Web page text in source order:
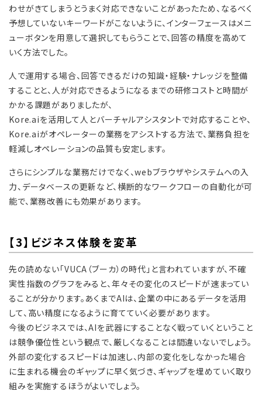
わせがきてしまうとうまく対応できないことがあったため、なるべく
予想していないキーワードがこないように、インターフェースはメニ
ューボタンを用意して選択してもらうことで、回答の精度を高めて
いく方法でした。
人で運用する場合、回答できるだけの知識・経験・ナレッジを整備
することと、人が対応できるようになるまでの研修コストと時間が
かかる課題がありましたが、
Kore.aiを活用して人とバーチャルアシスタントで対応することや、
Kore.aiがオペレーターの業務をアシストする方法で、業務負担を
軽減しオペレーションの品質も安定します。
さらにシンプルな業務だけでなく、webブラウザやシステムへの入
力、データベースの更新など、横断的なワークフローの自動化が可
能で、業務改善にも効果があります。
【3】ビジネス体験を変革
先の読めない「VUCA（ブーカ）の時代」と言われていますが、不確
実性指数のグラフをみると、年々その変化のスピードが速まってい
ることが分かります。あくまでAIは、企業の中にあるデータを活用
して、高い精度になるように育てていく必要があります。
今後のビジネスでは、AIを武器にすることなく戦っていくということ
は競争優位性という観点で、厳しくなることは間違いないでしょう。
外部の変化するスピードは加速し、内部の変化をしなかった場合
に生まれる機会のギャップに早く気づき、ギャップを埋めていく取り
組みを実施するほうがよいでしょう。